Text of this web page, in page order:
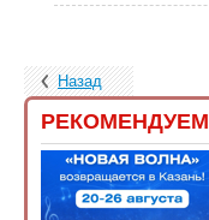
Назад
РЕКОМЕНДУЕМ